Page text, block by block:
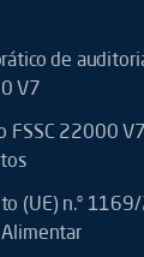
de
V7
FSSC 22000
(UE) n.º